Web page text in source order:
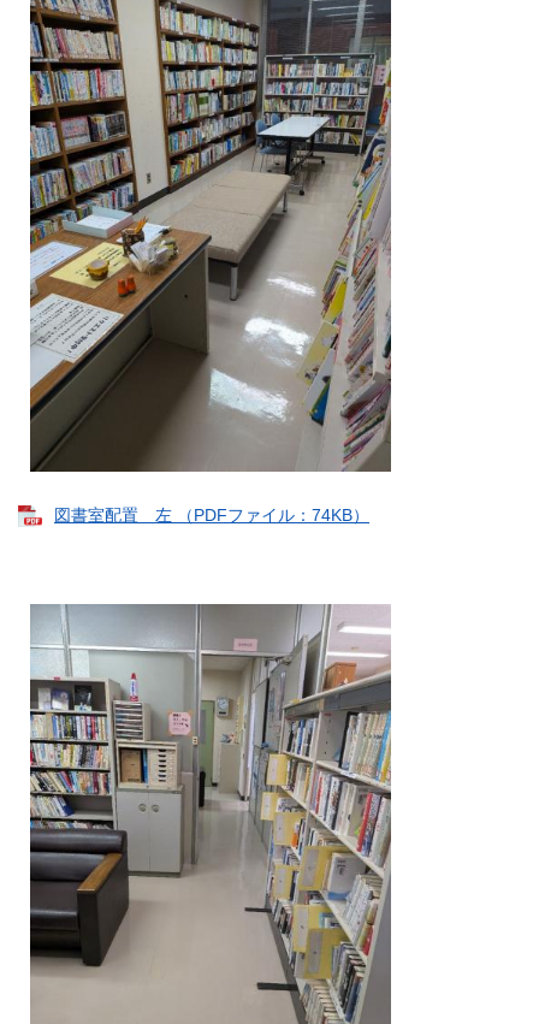
図書室配置 左 （PDFファイル：74KB）